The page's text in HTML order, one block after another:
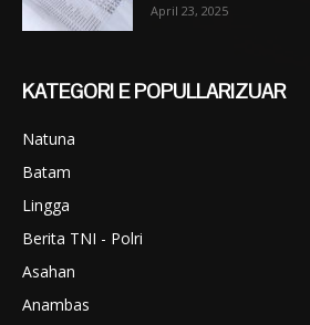
April 23, 2025
KATEGORI E POPULLARIZUAR
Natuna
Batam
Lingga
Berita TNI - Polri
Asahan
Anambas